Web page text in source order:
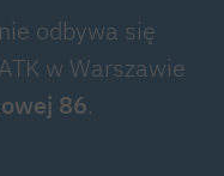
odbywa się
w Warszawie
86.